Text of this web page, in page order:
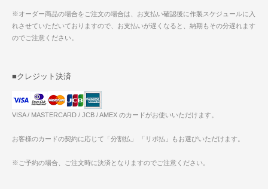
※オーダー商品の場合をご注文の場合は、お支払い確認後に作製スケジュールに入
れさせていただいておりますので、お支払いが遅くなると、納期もその分遅れます
のでご注意ください。
■クレジット決済
VISA / MASTERCARD / JCB / AMEX のカードがお使いいただけます。
お客様のカードの契約に応じて「分割払」 「リボ払」もお選びいただけます。
※ご予約の場合、ご注文時に決済となりますのでご注意ください。